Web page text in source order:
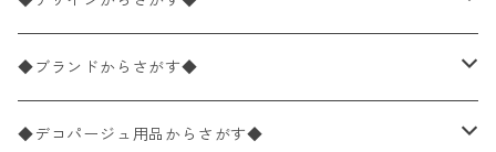
ペーパーナプキン20枚入りパック
ペーパーナプキン10枚入りパック
バラ売り
パック売り
25×25cm（カクテルサイズ）
バラ売り
40×40cm（ディナーサイズ）
花柄
植物・グリーン柄
◆ブランドからさがす◆
ドイツ製 IHR/イア
◆デコパージュ用品からさがす◆